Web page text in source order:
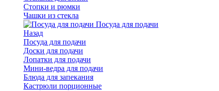
Стопки и рюмки
Чашки из стекла
Посуда для подачи
Назад
Посуда для подачи
Доски для подачи
Лопатки для подачи
Мини-ведра для подачи
Блюда для запекания
Кастрюли порционные